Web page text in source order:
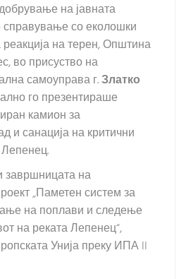
на јавната
со еколошки
на терен, Општина
во присуство на
самоуправа г.Златко
го презентираше
камион за
и санација на критични
завршницата на
„Паметен систем за
на поплави и следење
на реката Лепенец“,
Унија преку ИПА II